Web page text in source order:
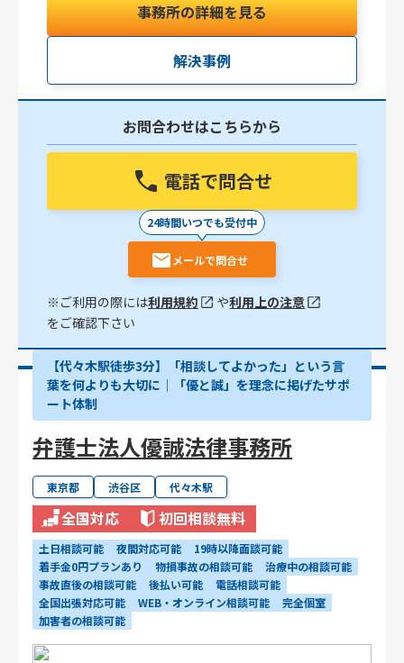
事務所の詳細を見る
解決事例
お問合わせはこちらから
電話で問合せ
24時間いつでも受付中
メールで問合せ
※ご利用の際には利用規約 や利用上の注意
をご確認下さい
【代々木駅徒歩3分】「相談してよかった」という言
葉を何よりも大切に｜「優と誠」を理念に掲げたサポ
ート体制
弁護士法人優誠法律事務所
東京都 渋谷区 代々木駅
全国対応 初回相談無料
土日相談可能 夜間対応可能
19時以降面談可能
着手金0円プランあり
物損事故の相談可能
治療中の相談可能
事故直後の相談可能
後払い可能
電話相談可能
全国出張対応可能
WEB・オンライン相談可能
完全個室
加害者の相談可能